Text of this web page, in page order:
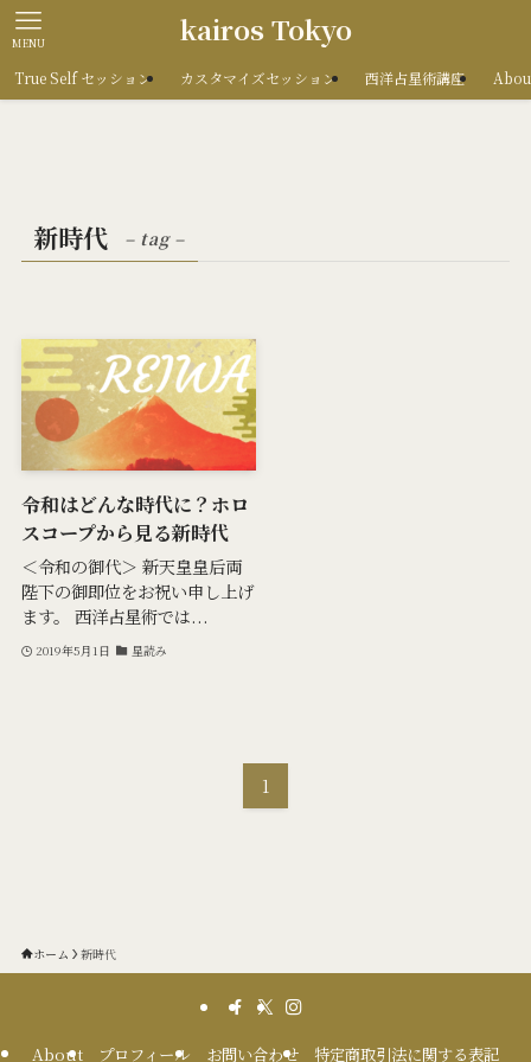
kairos Tokyo
MENU
True Self セッション カスタマイズセッション 西洋占星術講座
新時代 – tag –
令和はどんな時代に？ホロ
スコープから見る新時代
＜令和の御代＞ 新天皇皇后両
陛下の御即位をお祝い申し上げ
ます。 西洋占星術では...
2019年5月1日 星読み
1
ホーム 新時代
About プロフィール お問い合わせ 特定商取引法に関する表記